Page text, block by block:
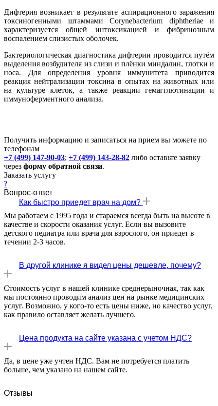
Дифтерия возникает в результате аспирационного заражения
токсиногенными штаммами Corynebacterium diphtheriae и
характеризуется общей интоксикацией и фибринозным
воспалением слизистых оболочек.
Бактериологическая диагностика дифтерии проводится путём
выделения возбудителя из слизи и плёнки миндалин, глотки и
носа. Для определения уровня иммунитета приводится
реакция нейтрализации токсина в опытах на животных или
на культуре клеток, а также реакции гемагглютинации и
иммуноферментного анализа.
Получить информацию и записаться на прием вы можете по
телефонам
+7 (499) 147-90-03; +7 (499) 143-28-82 либо оставьте заявку
через форму обратной связи.
Заказать услугу
?
Вопрос-ответ
Как быстро приедет врач на дом?
Мы работаем с 1995 года и стараемся всегда быть на высоте в
качестве и скорости оказания услуг. Если вы вызовите
детского педиатра или врача для взрослого, он приедет в
течении 2-3 часов.
В другой клинике я видел цены дешевле, почему?
Стоимость услуг в нашей клинике среднерыночная, так как
мы постоянно проводим анализ цен на рынке медицинских
услуг. Возможно, у кого-то есть цены ниже, но качество услуг,
как правило оставляет желать лучшего.
Цена продукта на сайте указана с учетом НДС?
Да, в цене уже учтен НДС. Вам не потребуется платить
больше, чем указано на нашем сайте.
Отзывы